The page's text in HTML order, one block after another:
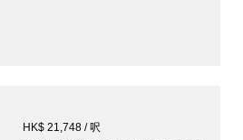
HK$ 21,748 / 呎